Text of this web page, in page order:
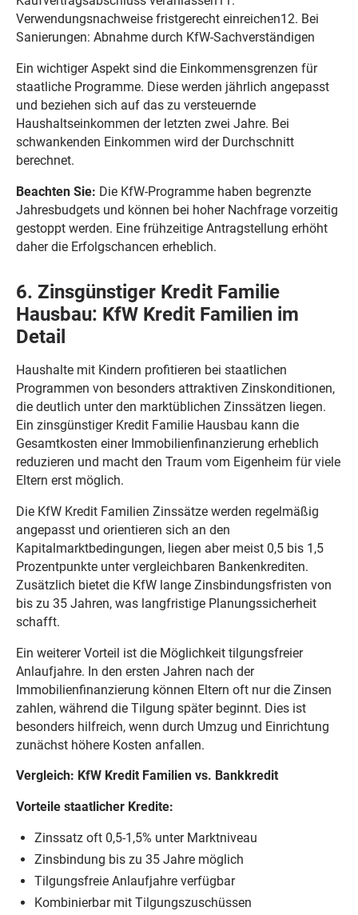
Verwendungsnachweise fristgerecht einreichen12. Bei
Sanierungen: Abnahme durch KfW-Sachverständigen
Ein wichtiger Aspekt sind die Einkommensgrenzen für
staatliche Programme. Diese werden jährlich angepasst
und beziehen sich auf das zu versteuernde
Haushaltseinkommen der letzten zwei Jahre. Bei
schwankenden Einkommen wird der Durchschnitt
berechnet.
Beachten Sie: Die KfW-Programme haben begrenzte
Jahresbudgets und können bei hoher Nachfrage vorzeitig
gestoppt werden. Eine frühzeitige Antragstellung erhöht
daher die Erfolgschancen erheblich.
6. Zinsgünstiger Kredit Familie
Hausbau: KfW Kredit Familien im
Detail
Haushalte mit Kindern profitieren bei staatlichen
Programmen von besonders attraktiven Zinskonditionen,
die deutlich unter den marktüblichen Zinssätzen liegen.
Ein zinsgünstiger Kredit Familie Hausbau kann die
Gesamtkosten einer Immobilienfinanzierung erheblich
reduzieren und macht den Traum vom Eigenheim für viele
Eltern erst möglich.
Die KfW Kredit Familien Zinssätze werden regelmäßig
angepasst und orientieren sich an den
Kapitalmarktbedingungen, liegen aber meist 0,5 bis 1,5
Prozentpunkte unter vergleichbaren Bankenkrediten.
Zusätzlich bietet die KfW lange Zinsbindungsfristen von
bis zu 35 Jahren, was langfristige Planungssicherheit
schafft.
Ein weiterer Vorteil ist die Möglichkeit tilgungsfreier
Anlaufjahre. In den ersten Jahren nach der
Immobilienfinanzierung können Eltern oft nur die Zinsen
zahlen, während die Tilgung später beginnt. Dies ist
besonders hilfreich, wenn durch Umzug und Einrichtung
zunächst höhere Kosten anfallen.
Vergleich: KfW Kredit Familien vs. Bankkredit
Vorteile staatlicher Kredite:
Zinssatz oft 0,5-1,5% unter Marktniveau
Zinsbindung bis zu 35 Jahre möglich
Tilgungsfreie Anlaufjahre verfügbar
Kombinierbar mit Tilgungszuschüssen